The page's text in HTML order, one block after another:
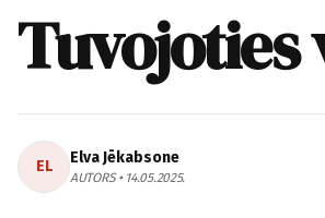
EL Elva Jēkabsone
AUTORS • 14.05.2025.